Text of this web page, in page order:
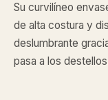
Su curvilíneo
de alta costura y
deslumbrante
pasa a los